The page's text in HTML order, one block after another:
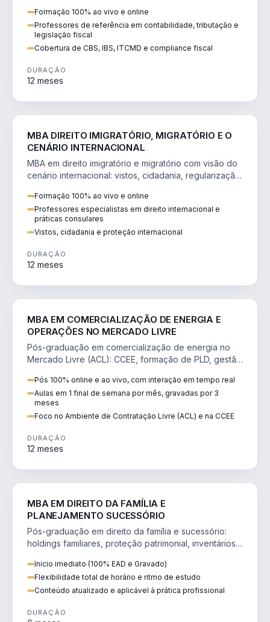
Formação 100% ao vivo e online
Professores de referência em contabilidade, tributação e
legislação fiscal
Cobertura de CBS, IBS, ITCMD e compliance fiscal
DURAÇÃO
12 meses
MBA DIREITO IMIGRATÓRIO, MIGRATÓRIO E O
CENÁRIO INTERNACIONAL
MBA em direito imigratório e migratório com visão do
cenário internacional: vistos, cidadania, regularização
Formação 100% ao vivo e online
Professores especialistas em direito internacional e
práticas consulares
Vistos, cidadania e proteção internacional
DURAÇÃO
12 meses
MBA EM COMERCIALIZAÇÃO DE ENERGIA E
OPERAÇÕES NO MERCADO LIVRE
Pós-graduação em comercialização de energia no
Mercado Livre (ACL): CCEE, formação de PLD, gestão
Pós 100% online e ao vivo, com interação em tempo real
Aulas em 1 final de semana por mês, gravadas por 3
meses
Foco no Ambiente de Contratação Livre (ACL) e na CCEE
DURAÇÃO
12 meses
MBA EM DIREITO DA FAMÍLIA E
PLANEJAMENTO SUCESSÓRIO
Pós-graduação em direito da família e sucessório:
holdings familiares, proteção patrimonial, inventários
Inicio imediato (100% EAD e Gravado)
Flexibilidade total de horário e ritmo de estudo
Conteúdo atualizado e aplicável à prática profissional
DURAÇÃO